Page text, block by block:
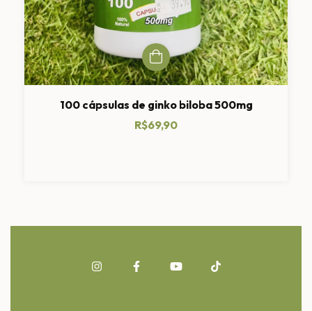
100 cápsulas de ginko biloba 500mg
R$69,90